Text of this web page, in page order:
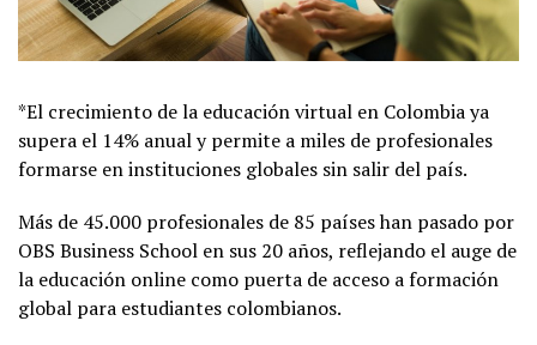
*El crecimiento de la educación virtual en Colombia ya
supera el 14% anual y permite a miles de profesionales
formarse en instituciones globales sin salir del país.
Más de 45.000 profesionales de 85 países han pasado por
OBS Business School en sus 20 años, reflejando el auge de
la educación online como puerta de acceso a formación
global para estudiantes colombianos.